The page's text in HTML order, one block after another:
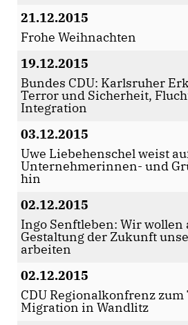
21.12.2015
Frohe Weihnachten
19.12.2015
Bundes CDU: Karlsruher
Terror und Sicherheit,
Integration
03.12.2015
Uwe Liebehenschel weist
Unternehmerinnen- und
hin
02.12.2015
Ingo Senftleben: Wir wollen
Gestaltung der Zukunft
arbeiten
02.12.2015
CDU Regionalkonfrenz zum
Migration in Wandlitz